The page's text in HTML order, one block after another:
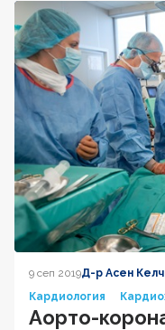
9 сеп 2019Д-р Асен
Кардиология
Аорто-